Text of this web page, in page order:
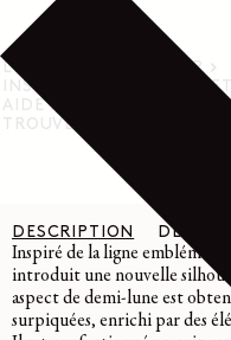
LIVRAISON ET RETOUR
INSTRUCTIONS
AIDE
TROUVER UN MAGASIN
DESCRIPTION DÉTAILS
Inspiré de la ligne
introduit une nouvelle
aspect de demi-lune est
surpiquées, enrichi par des